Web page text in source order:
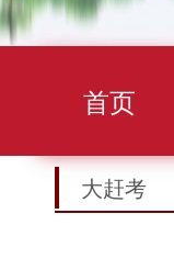
首页
大赶考